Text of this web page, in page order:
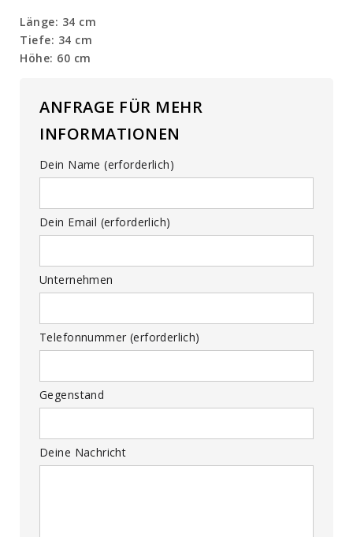
Länge: 34 cm
Tiefe: 34 cm
Höhe: 60 cm
ANFRAGE FÜR MEHR
INFORMATIONEN
Dein Name (erforderlich)
Dein Email (erforderlich)
Unternehmen
Telefonnummer (erforderlich)
Gegenstand
Deine Nachricht